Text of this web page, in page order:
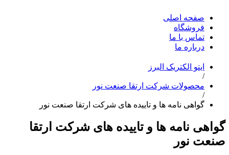
صفحه اصلی
فروشگاه
تماس با ما
درباره ما
ایتو الکتریک البرز
/
محصولات شرکت ارتقا صنعت نور
/
گواهی نامه ها و تاییده های شرکت ارتقا صنعت نور
گواهی نامه ها و تاییده های شرکت ارتقا
صنعت نور